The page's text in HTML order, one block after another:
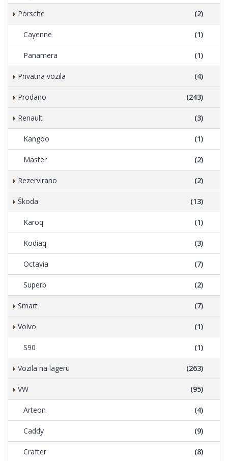
Porsche (2)
Cayenne (1)
Panamera (1)
Privatna vozila (4)
Prodano (243)
Renault (3)
Kangoo (1)
Master (2)
Rezervirano (2)
Škoda (13)
Karoq (1)
Kodiaq (3)
Octavia (7)
Superb (2)
Smart (7)
Volvo (1)
S90 (1)
Vozila na lageru (263)
VW (95)
Arteon (4)
Caddy (9)
Crafter (8)